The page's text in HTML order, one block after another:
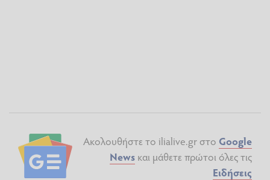
Ακολουθήστε το ilialive.gr στο Google
News και μάθετε πρώτοι όλες τις
Ειδήσεις